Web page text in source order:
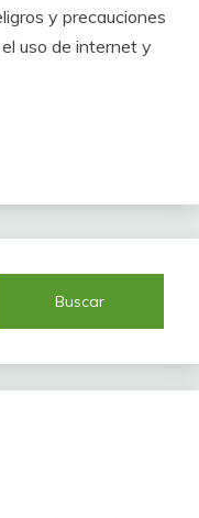
y precauciones
uso de internet y